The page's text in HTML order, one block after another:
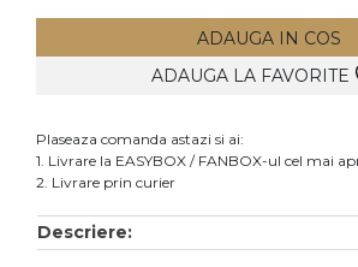
Accesorii
ADAUGA IN COS
ADAUGA LA FAVORITE
Plaseaza comanda astazi si ai:
1. Livrare la EASYBOX / FANBOX-ul cel mai
2. Livrare prin curier
Descriere: